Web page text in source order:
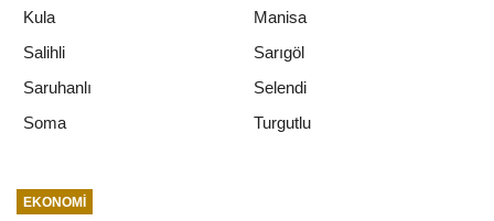
Kula
Manisa
Salihli
Sarıgöl
Saruhanlı
Selendi
Soma
Turgutlu
EKONOMI